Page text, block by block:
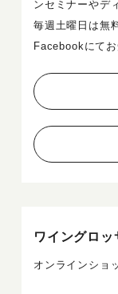
ンセミナーやデ
毎週土曜日は無
Facebookにて
ワイングロ
オンラインショ